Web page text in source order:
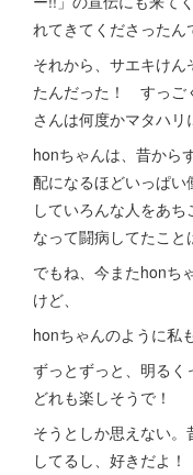
れてきてくださったん
それから、サエキけ
たんだった！ すっご
さんは何度かマタハリ
honちゃんは、昔から
配になるほどいっぱ
していろんな人をあ
なって闘病してたこと
でもね、今またhonち
けど、
honちゃんのように私
ずっとずっと、明る
どれも楽しそうで！
そうとしか思えない
してるし、好きだよ！